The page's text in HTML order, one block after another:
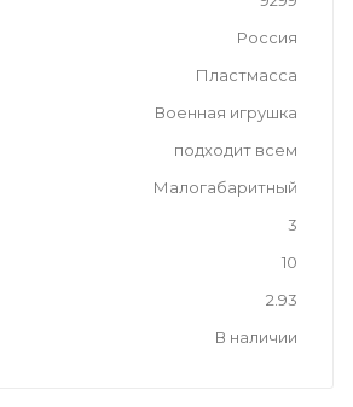
Россия
Пластмасса
Военная игрушка
подходит всем
Малогабаритный
3
10
2.93
В наличии